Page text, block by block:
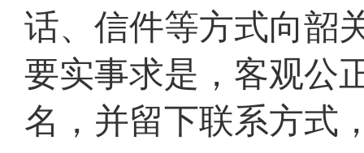
话、信件等方式向韶
要实事求是，客观公
名，并留下联系方式